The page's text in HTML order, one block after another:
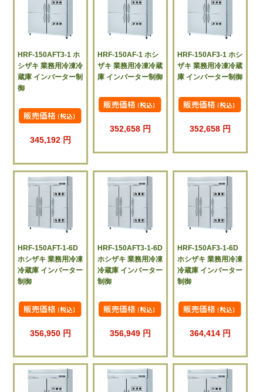
HRF-150AFT3-1 ホ
シザキ 業務用冷凍冷
蔵庫 インバーター制
御
345,192 円
HRF-150AF-1 ホシ
ザキ 業務用冷凍冷蔵
庫 インバーター制御
352,658 円
HRF-150AF3-1 ホシ
ザキ 業務用冷凍冷蔵
庫 インバーター制御
352,658 円
HRF-150AFT-1-6D
ホシザキ 業務用冷凍
冷蔵庫 インバーター
制御
356,950 円
HRF-150AFT3-1-6D
ホシザキ 業務用冷凍
冷蔵庫 インバーター
制御
356,949 円
HRF-150AF3-1-6D
ホシザキ 業務用冷凍
冷蔵庫 インバーター
制御
364,414 円